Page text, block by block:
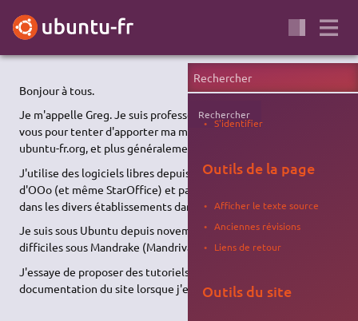
Bonjour à tous.
Je m'appelle Greg. Je suis professeur/formateur et je suis parmi
vous pour tenter d'apporter ma maigre contribution au site
ubuntu-fr.org, et plus généralement au monde du libre.
J'utilise des logiciels libres depuis la toute première version
d'OOo (et même StarOffice) et participe à la promotion des LL
dans les divers établissements dans lesquels j'interviens.
Je suis sous Ubuntu depuis novembre 2007 après des débuts
difficiles sous Mandrake (Mandriva LE 2005, puis 2006).
J'essaye de proposer des tutoriels, et mon aide à la
documentation du site lorsque j'en ai l'occasion.
Rechercher
S'identifier
Outils de la page
Afficher le texte source
Anciennes révisions
Liens de retour
Outils du site